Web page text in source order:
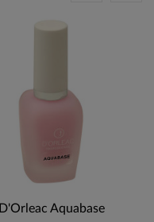
D'Orleac Aquabase